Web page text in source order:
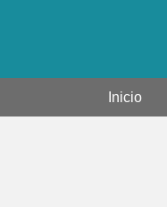
Inicio